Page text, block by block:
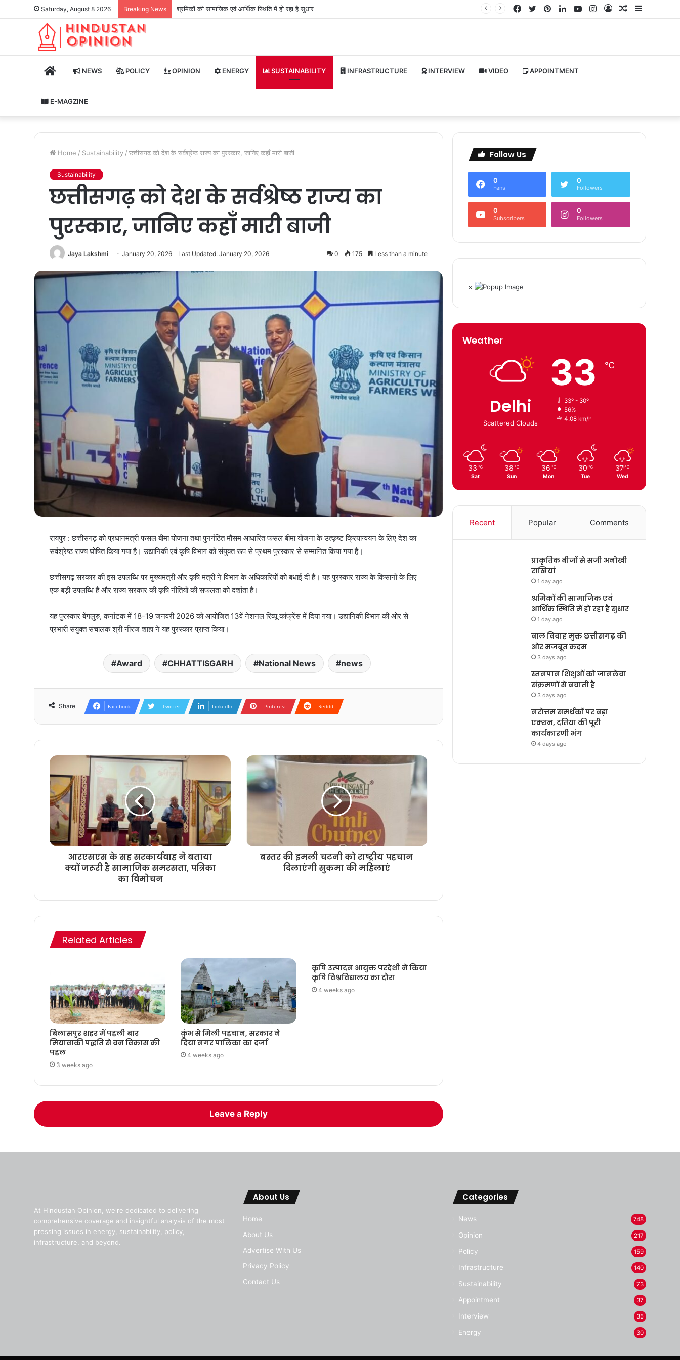
Saturday, August 8 2026 Breaking News श्रमिकों की सामाजिक एवं आर्थिक स्थिति में हो रहा है सुधार Sidebar
Random
Log
Instagram
YouTube
LinkedIn
Pinterest
Twitter
Facebook
HOME NEWS POLICY OPINION ENERGY SUSTAINABILITY INFRASTRUCTURE INTERVIEW VIDEO APPOINTMENT
E-MAGZINE
Home / Sustainability / छत्तीसगढ़ को देश के सर्वश्रेष्ठ राज्य का पुरस्कार, जानिए कहाँ मारी बाजी
Sustainability
छत्तीसगढ़ को देश के सर्वश्रेष्ठ राज्य का
पुरस्कार, जानिए कहाँ मारी बाजी
Jaya Lakshmi January 20, 2026 Last Updated: January 20, 2026 0 175 Less than a minute
रायपुर : छत्तीसगढ़ को प्रधानमंत्री फसल बीमा योजना तथा पुनर्गठित मौसम आधारित फसल बीमा योजना के उत्कृष्ट क्रियान्वयन के लिए देश का
सर्वश्रेष्ठ राज्य घोषित किया गया है। उद्यानिकी एवं कृषि विभाग को संयुक्त रूप से प्रथम पुरस्कार से सम्मानित किया गया है।
छत्तीसगढ़ सरकार की इस उपलब्धि पर मुख्यमंत्री और कृषि मंत्री ने विभाग के अधिकारियों को बधाई दी है। यह पुरस्कार राज्य के किसानों के लिए
एक बड़ी उपलब्धि है और राज्य सरकार की कृषि नीतियों की सफलता को दर्शाता है।
यह पुरस्कार बेंगलुरु, कर्नाटक में 18-19 जनवरी 2026 को आयोजित 13वें नेशनल रिव्यू कांफ्रेंस में दिया गया। उद्यानिकी विभाग की ओर से
प्रभारी संयुक्त संचालक श्री नीरज शाहा ने यह पुरस्कार प्राप्त किया।
Award CHHATTISGARH National News news
Share Facebook Twitter LinkedIn Pinterest Reddit
आरएसएस के सह सरकार्यवाह ने बताया
क्यों जरूरी है सामाजिक समरसता, पत्रिका
का विमोचन
बस्तर की इमली चटनी को राष्ट्रीय पहचान
दिलाएंगी सुकमा की महिलाएं
Related Articles
बिलासपुर शहर में पहली बार
मियावाकी पद्धति से वन विकास की
पहल
3 weeks ago
कुंभ से मिली पहचान, सरकार ने
दिया नगर पालिका का दर्जा
4 weeks ago
कृषि उत्पादन आयुक्त परदेशी ने किया
कृषि विश्वविद्यालय का दौरा
4 weeks ago
Leave a Reply
Follow Us
0
Fans
0
Followers
0
Subscribers
0
Followers
×
Weather
Delhi
Scattered Clouds
33 ℃
33º - 30º
56%
4.08 km/h
33 ℃
Sat
38 ℃
Sun
36 ℃
Mon
30 ℃
Tue
37 ℃
Wed
Recent Popular Comments
प्राकृतिक बीजों से सजी अनोखी
राखियां
1 day ago
श्रमिकों की सामाजिक एवं
आर्थिक स्थिति में हो रहा है सुधार
1 day ago
बाल विवाह मुक्त छत्तीसगढ़ की
ओर मजबूत कदम
3 days ago
स्तनपान शिशुओं को जानलेवा
संक्रमणों से बचाती है
3 days ago
नरोत्तम समर्थकों पर बड़ा
एक्शन, दतिया की पूरी
कार्यकारणी भंग
4 days ago
At Hindustan Opinion, we're dedicated to delivering
comprehensive coverage and insightful analysis of the most
pressing issues in energy, sustainability, policy,
infrastructure, and beyond.
About Us
Home
About Us
Advertise With Us
Privacy Policy
Contact Us
Categories
News 748
Opinion 217
Policy 159
Infrastructure 140
Sustainability 73
Appointment 37
Interview 35
Energy 30